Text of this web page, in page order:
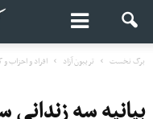
برگ نخست تریبون آزاد افراد و احزاب